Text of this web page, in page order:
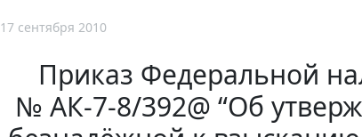
17 сентября 2010
Приказ Федеральной
№ АК-7-8/392@ “Об